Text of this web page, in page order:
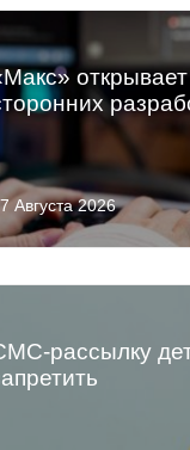
Августа 2026
рассылку